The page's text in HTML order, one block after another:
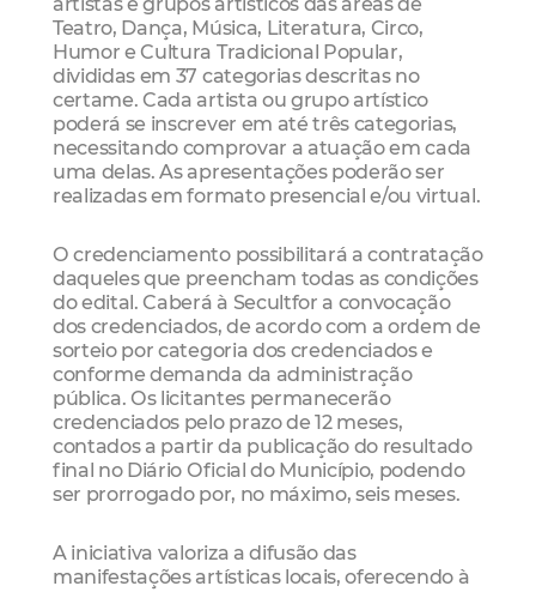
Teatro, Dança, Música, Literatura, Circo,
Humor e Cultura Tradicional Popular,
divididas em 37 categorias descritas no
certame. Cada artista ou grupo artístico
poderá se inscrever em até três categorias,
necessitando comprovar a atuação em cada
uma delas. As apresentações poderão ser
realizadas em formato presencial e/ou virtual.
O credenciamento possibilitará a contratação
daqueles que preencham todas as condições
do edital. Caberá à Secultfor a convocação
dos credenciados, de acordo com a ordem de
sorteio por categoria dos credenciados e
conforme demanda da administração
pública. Os licitantes permanecerão
credenciados pelo prazo de 12 meses,
contados a partir da publicação do resultado
final no Diário Oficial do Município, podendo
ser prorrogado por, no máximo, seis meses.
A iniciativa valoriza a difusão das
manifestações artísticas locais, oferecendo à